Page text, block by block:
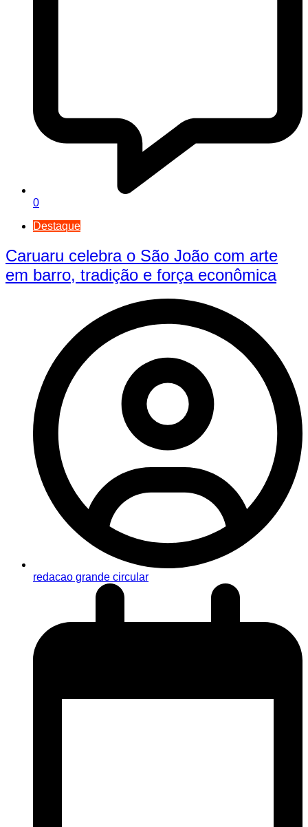
0
Destaque
Caruaru celebra o São João com arte
em barro, tradição e força econômica
redacao grande circular